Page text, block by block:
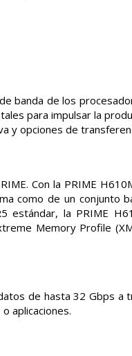
banda de los
para impulsar la
y opciones de
Con la PRIME
como de un conjunto
estándar, la PRIME
Memory Profile
de hasta 32 Gbps a
aplicaciones.